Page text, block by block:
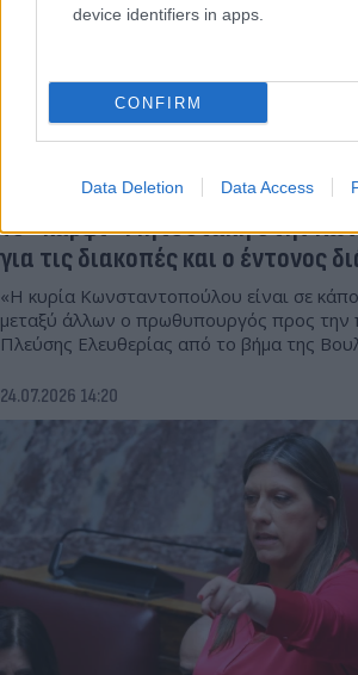
device identifiers in apps.
CONFIRM
Data Deletion Data Access
Το «καρφί» Μητσοτάκη στην
για τις διακοπές και ο έντονος
«Η κυρία Κωνσταντοπούλου είναι σε
μεταξύ άλλων ο πρωθυπουργός προς την
Πλεύσης Ελευθερίας από το βήμα της
24.07.2026 14:20